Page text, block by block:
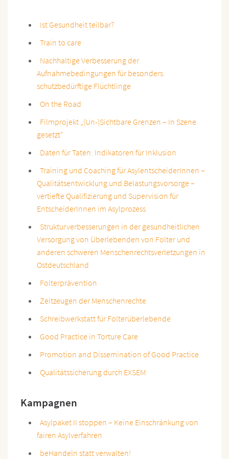
Ist Gesundheit teilbar?
Train to care
Nachhaltige Verbesserung der
Aufnahmebedingungen für besonders
schutzbedürftige Flüchtlinge
On the Road
Filmprojekt „(Un-)Sichtbare Grenzen – In Szene
gesetzt“
Daten für Taten: Indikatoren für Inklusion
Training und Coaching für AsylentscheiderInnen –
Qualitätsentwicklung und Belastungsvorsorge –
vertiefte Qualifizierung und Supervision für
EntscheiderInnen im Asylprozess
Strukturverbesserungen in der gesundheitlichen
Versorgung von Überlebenden von Folter und
anderen schweren Menschenrechtsverletzungen in
Ostdeutschland
Folterprävention
Zeitzeugen der Menschenrechte
Schreibwerkstatt für Folterüberlebende
Good Practice in Torture Care
Promotion and Dissemination of Good Practice
Qualitätssicherung durch EXSEM
Kampagnen
Asylpaket II stoppen – Keine Einschränkung von
fairen Asylverfahren
beHandeln statt verwalten!